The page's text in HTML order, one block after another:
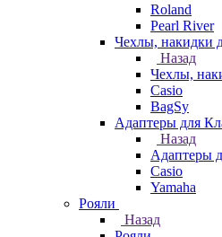
Roland
Pearl River
Чехлы, накидки
Назад
Чехлы,
Casio
BagSy
Адаптеры для
Назад
Адаптеры
Casio
Yamaha
Рояли
Назад